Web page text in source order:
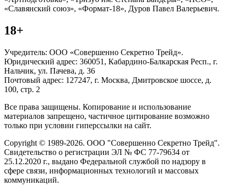
«Славянский союз», «Формат-18», Дуров Павел Валерьевич.
18+
Учредитель: ООО «Совершенно Секретно Трейд».
Юридический адрес: 360051, Кабардино-Балкарская Респ., г.
Нальчик, ул. Пачева, д. 36
Почтовый адрес: 127247, г. Москва, Дмитровское шоссе, д.
100, стр. 2
Все права защищены. Копирование и использование
материалов запрещено, частичное цитирование возможно
только при условии гиперссылки на сайт.
Copyright © 1989-2026. ООО "Совершенно Секретно Трейд".
Свидетельство о регистрации ЭЛ № ФС 77-79634 от
25.12.2020 г., выдано Федеральной службой по надзору в
сфере связи, информационных технологий и массовых
коммуникаций.